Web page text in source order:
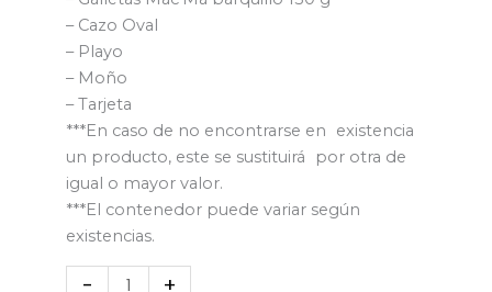
– Cazo Oval
– Playo
– Moño
– Tarjeta
***En caso de no encontrarse en existencia
un producto, este se sustituirá por otra de
igual o mayor valor.
***El contenedor puede variar según
existencias.
- +